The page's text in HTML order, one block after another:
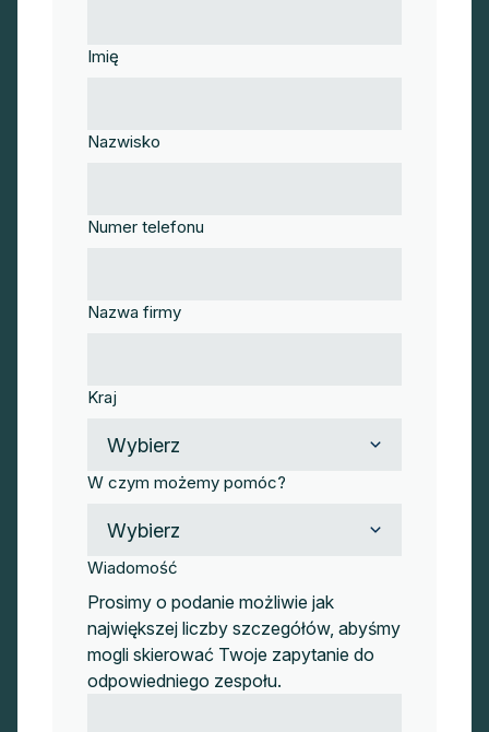
Imię
Nazwisko
Numer telefonu
Nazwa firmy
Kraj
W czym możemy pomóc?
Wiadomość
Prosimy o podanie możliwie jak
największej liczby szczegółów, abyśmy
mogli skierować Twoje zapytanie do
odpowiedniego zespołu.